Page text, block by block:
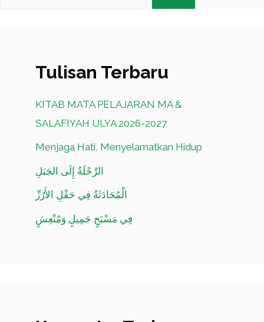
Tulisan Terbaru
KITAB MATA PELAJARAN MA &
SALAFIYAH ULYA 2026-2027
Menjaga Hati, Menyelamatkan Hidup
الرِّحْلَةُ إِلَى الجَبَلِ
الْمُحَادَثَةُ فِي حَقْلِ الأَرُزِّ
فِي مَسْبَحٍ جَمِيلٍ وَمُنْعِشٍ